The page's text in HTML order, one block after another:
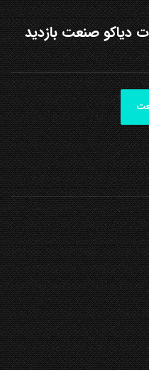
دیاکو صنعت بازدید